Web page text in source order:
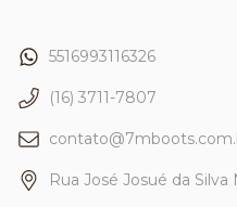
5516993116326
(16) 3711-7807
Rua José Josué da Silva